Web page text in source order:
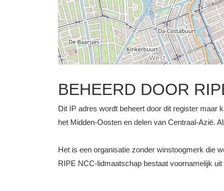
BEHEERD DOOR
Dit IP adres wordt beheert door dit register maar
het Midden-Oosten en delen van Centraal-Azië.
Het is een organisatie zonder winstoogmerk die
RIPE NCC-lidmaatschap bestaat voornamelijk